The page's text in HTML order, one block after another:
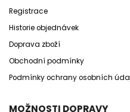
Registrace
Historie objednávek
Doprava zboží
Obchodní podmínky
Podmínky ochrany osobních
MOŽNOSTI DOPRAVY